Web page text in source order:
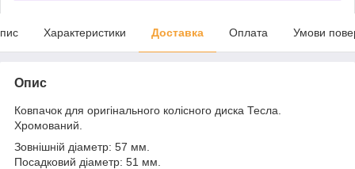
Характеристики Доставка Оплата Умови
Опис
Ковпачок для оригінального колісного диска Тесла.
Хромований.
Зовнішній діаметр: 57 мм.
Посадковий діаметр: 51 мм.